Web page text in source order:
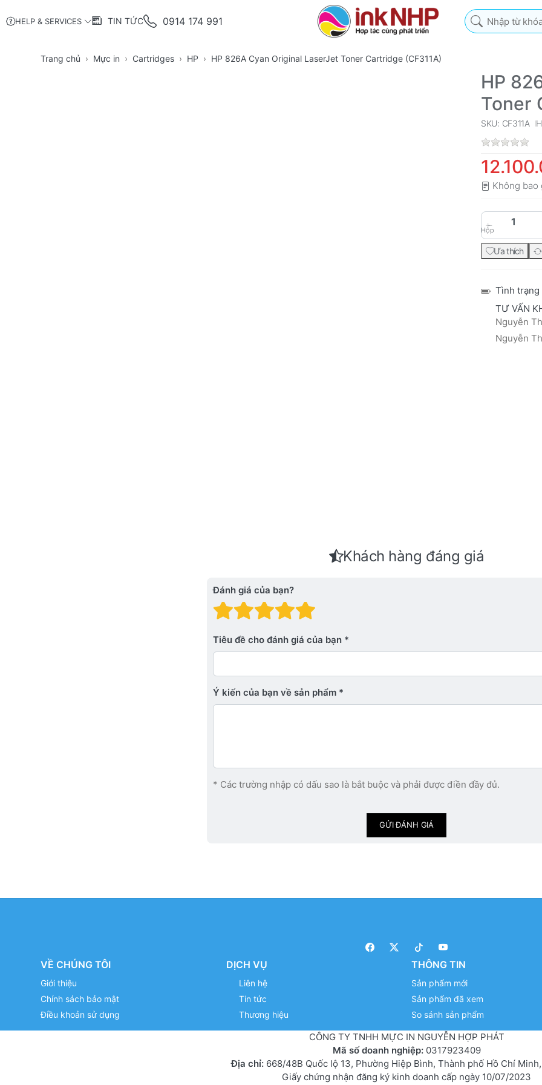
HELP & SERVICES TIN TỨC 0914 174 991
Nhập từ khóa tìm
Trang chủ Mực in Cartridges HP HP 826A Cyan Original LaserJet Toner Cartridge (CF311A)
HP
Toner
SKU: CF311A
Không bao
Hộp
Ưa thích
Tình trạng
TƯ VẤN
Nguyễn
Nguyễn
Khách hàng đáng giá
Đánh giá của bạn?
Đánh giá: 4 trên 5 sao.
Đánh giá: 3 trên 5 sao.
Đánh giá: 2 trên 5 sao.
Đánh giá: 1 trên 5 sao. Xấu
Tiêu đề cho đánh giá của bạn
Ý kiến ​​của bạn về sản phẩm
* Các trường nhập có dấu sao là bắt buộc và phải được điền đầy đủ.
GỬI ĐÁNH GIÁ
VỀ CHÚNG TÔI
Giới thiệu
Chính sách bảo mật
Điều khoản sử dụng
DỊCH VỤ
Liên hệ
Tin tức
Thương hiệu
THÔNG TIN
Sản phẩm mới
Sản phẩm đã xem
So sánh sản phẩm
CÔNG TY TNHH MỰC IN NGUYỄN HỢP PHÁT
Mã số doanh nghiệp: 0317923409
Địa chỉ:668/48B Quốc lộ 13, Phường Hiệp Bình, Thành phố Hồ Chí
Giấy chứng nhận đăng ký kinh doanh cấp ngày 10/07/2023